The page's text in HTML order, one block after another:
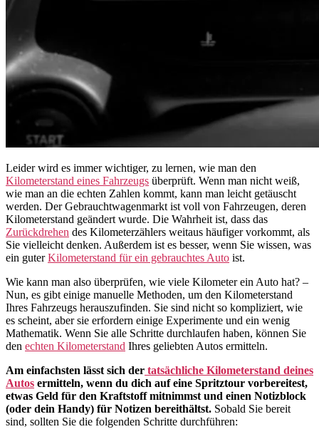
Leider wird es immer wichtiger, zu lernen, wie man den
Kilometerstand eines Fahrzeugs überprüft. Wenn man nicht weiß,
wie man an die echten Zahlen kommt, kann man leicht getäuscht
werden. Der Gebrauchtwagenmarkt ist voll von Fahrzeugen, deren
Kilometerstand geändert wurde. Die Wahrheit ist, dass das
Zurückdrehen des Kilometerzählers weitaus häufiger vorkommt, als
Sie vielleicht denken. Außerdem ist es besser, wenn Sie wissen, was
ein guterKilometerstand für ein gebrauchtes Auto ist.
Wie kann man also überprüfen, wie viele Kilometer ein Auto hat? –
Nun, es gibt einige manuelle Methoden, um den Kilometerstand
Ihres Fahrzeugs herauszufinden. Sie sind nicht so kompliziert, wie
es scheint, aber sie erfordern einige Experimente und ein wenig
Mathematik. Wenn Sie alle Schritte durchlaufen haben, können Sie
den echten Kilometerstand Ihres geliebten Autos ermitteln.
Am einfachsten lässt sich der tatsächliche Kilometerstand deines
Autos ermitteln, wenn du dich auf eine Spritztour vorbereitest,
etwas Geld für den Kraftstoff mitnimmst und einen Notizblock
(oder dein Handy) für Notizen bereithältst. Sobald Sie bereit
sind, sollten Sie die folgenden Schritte durchführen: